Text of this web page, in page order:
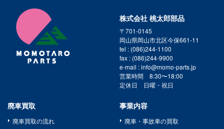
株式会社 桃太郎部品
〒701-0145
岡山県岡山市北区今保661-11
tel : (086)244-1100
fax : (086)244-9900
e-mail : info@momo-parts.jp
営業時間 8:30〜18:00
定休日 日曜・祝日
廃車買取
廃車買取の流れ
事業内容
廃車・事故車の買取